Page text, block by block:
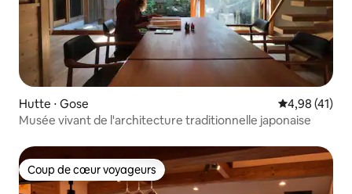
Hutte ⋅ Gose Évaluation
4,98 (41)
Musée vivant de l'architecture traditionnelle japonaise
Coup de cœur voyageurs
Coup de cœur voyageurs